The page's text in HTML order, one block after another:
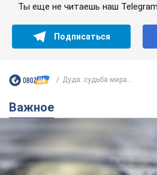
Ты еще не читаешь наш
Подписаться
Дуда: судьба мира...
Важное